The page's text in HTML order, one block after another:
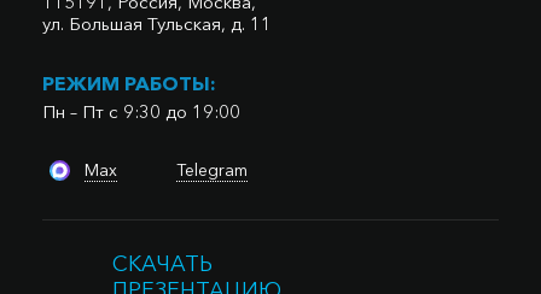
ул. Большая Тульская, д. 11
РЕЖИМ РАБОТЫ:
Пн – Пт с 9:30 до 19:00
Max Telegram
СКАЧАТЬ